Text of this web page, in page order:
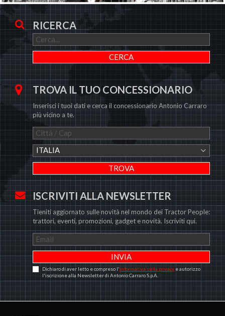
RICERCA
TROVA IL TUO CONCESSIONARIO
Inserisci i tuoi dati e cerca il concessionario Antonio Carraro
più vicino a te.
ITALIA
ISCRIVITI ALLA NEWSLETTER
Tieniti aggiornato sulle novità nel mondo dei Tractor People:
trattori, eventi, promozioni, gadget e novità. Iscriviti qui.
Dichiaro di aver letto e compreso l'informativa sulla privacy e autorizzo
l'iscrizione alla Newsletter di Antonio Carraro S.p.A.